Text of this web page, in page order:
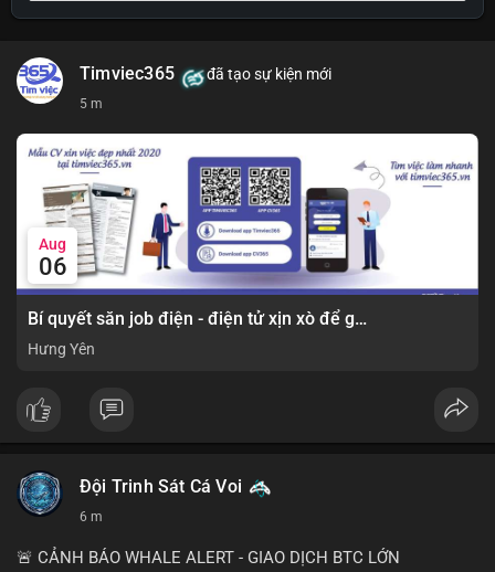
Timviec365 đã tạo sự kiện mới
5 m
Aug
06
Bí quyết săn job điện - điện tử xịn xò để gia tăng thu nhập ⚡
Hưng Yên
Đội Trinh Sát Cá Voi
6 m
🚨 CẢNH BÁO WHALE ALERT - GIAO DỊCH BTC LỚN